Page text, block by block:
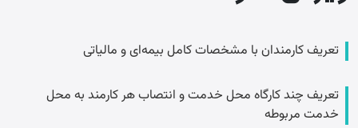
تعریف کارمندان با مشخصات کامل بیمه‌ای و مالیاتی
تعریف چند کارگاه محل خدمت و انتصاب هر کارمند به محل
خدمت مربوطه